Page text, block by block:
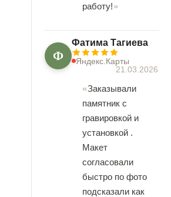
работу!
Ф
Фатима Тагиева
Яндекс.Карты
21.03.2026
Заказывали
памятник с
гравировкой и
установкой .
Макет
согласовали
быстро по фото
подсказали как